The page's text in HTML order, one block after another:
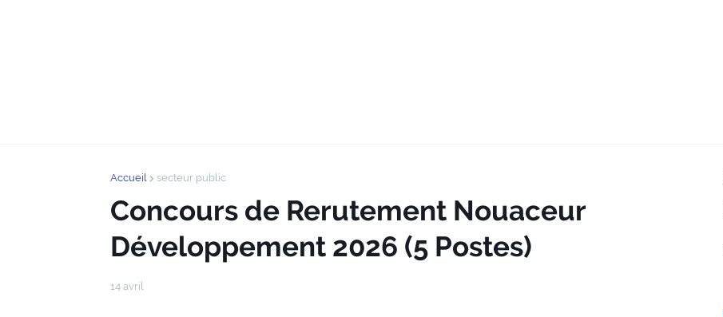
Accueil secteur public
Concours de Rerutement Nouaceur
Développement 2026 (5 Postes)
14 avril